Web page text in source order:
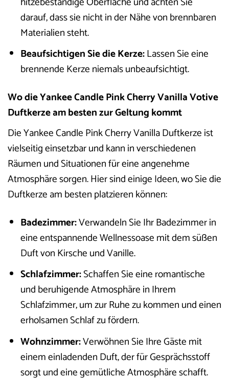
darauf, dass sie nicht in der Nähe von brennbaren
Materialien steht.
Beaufsichtigen Sie die Kerze:Lassen Sie eine
brennende Kerze niemals unbeaufsichtigt.
Wo die Yankee Candle Pink Cherry Vanilla Votive
Duftkerze am besten zur Geltung kommt
Die Yankee Candle Pink Cherry Vanilla Duftkerze ist
vielseitig einsetzbar und kann in verschiedenen
Räumen und Situationen für eine angenehme
Atmosphäre sorgen. Hier sind einige Ideen, wo Sie die
Duftkerze am besten platzieren können:
Badezimmer:Verwandeln Sie Ihr Badezimmer in
eine entspannende Wellnessoase mit dem süßen
Duft von Kirsche und Vanille.
Schlafzimmer:Schaffen Sie eine romantische
und beruhigende Atmosphäre in Ihrem
Schlafzimmer, um zur Ruhe zu kommen und einen
erholsamen Schlaf zu fördern.
Wohnzimmer:Verwöhnen Sie Ihre Gäste mit
einem einladenden Duft, der für Gesprächsstoff
sorgt und eine gemütliche Atmosphäre schafft.